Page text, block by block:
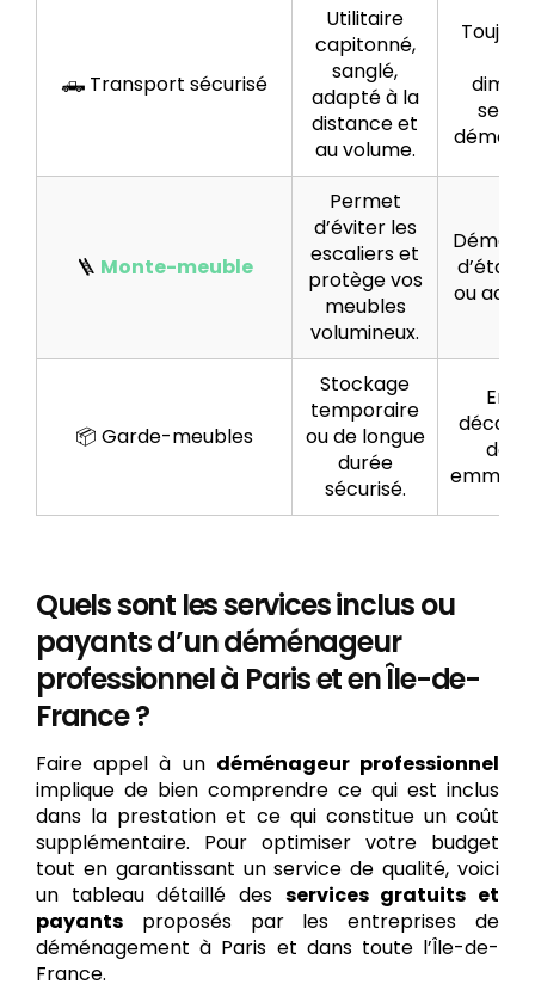
🛻 Transport sécurisé
Utilitaire
capitonné,
sanglé,
adapté à la
distance et
au volume.
🪜 Monte-meuble
Permet
d’éviter les
escaliers et
protège vos
meubles
volumineux.
ou
📦 Garde-meubles
Stockage
temporaire
ou de longue
durée
sécurisé.
En
Quels sont les services inclus ou
payants d’un déménageur
professionnel à Paris et en Île-de-
France ?
Faire appel à un déménageur professionnel
implique de bien comprendre ce qui est inclus
dans la prestation et ce qui constitue un coût
supplémentaire. Pour optimiser votre budget
tout en garantissant un service de qualité, voici
un tableau détaillé des services gratuits et
payants proposés par les entreprises de
déménagement à Paris et dans toute l’Île-de-
France.